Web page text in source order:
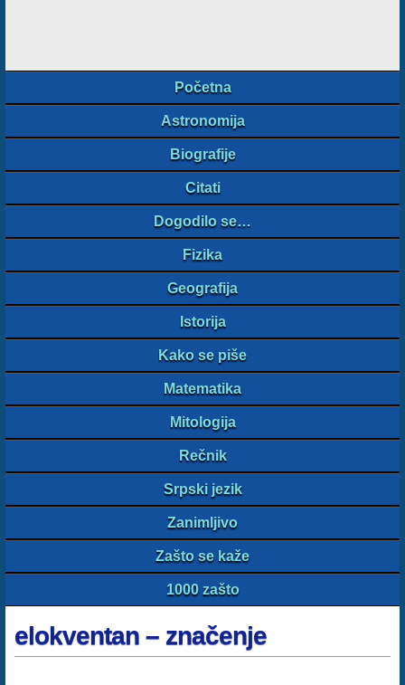
Početna
Astronomija
Biografije
Citati
Dogodilo se…
Fizika
Geografija
Istorija
Kako se piše
Matematika
Mitologija
Rečnik
Srpski jezik
Zanimljivo
Zašto se kaže
1000 zašto
elokventan – značenje